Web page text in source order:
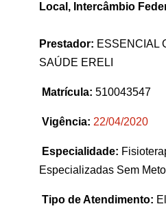
Local, Intercâmbio
Prestador: ESSENCIAL
SAÚDE ERELI
Matrícula: 510043547
Vigência: 22/04/2020
Especialidade:
Especializadas Sem
Tipo de Atendimento: